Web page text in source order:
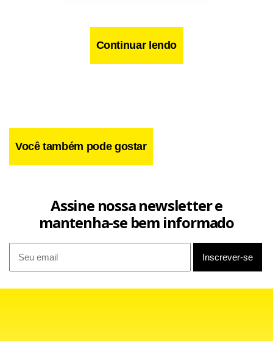
prestou seu primeiro depoimento. Ele havia dito à polícia
que foi convidado por Diego Nascimento da Silva, de 18
Mais tarde, entretanto, ele confessou que foi com a
Continuar lendo
Você também pode gostar
Assine nossa newsletter e
mantenha-se bem informado